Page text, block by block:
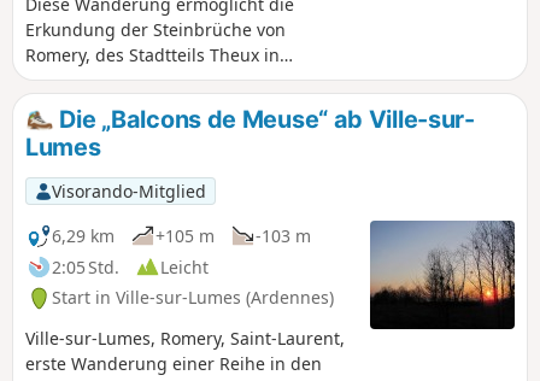
Erkundung der Steinbrüche von
Romery, des Stadtteils Theux in
Charleville-Mézières und eines Teils der
zukünftigen „Voie Verte“, einem
Programm zur Gestaltung der Maasufer.
Sie lässt sich mit der vorherigen
Wanderung ab Ville-sur-Lumes
verbinden.
Die „Balcons de Meuse“ ab Ville-sur-
Lumes
Visorando-Mitglied
6,29 km
+105 m
-103 m
2:05 Std.
Leicht
Start in Ville-sur-Lumes (Ardennes)
Ville-sur-Lumes, Romery, Saint-Laurent,
erste Wanderung einer Reihe in den